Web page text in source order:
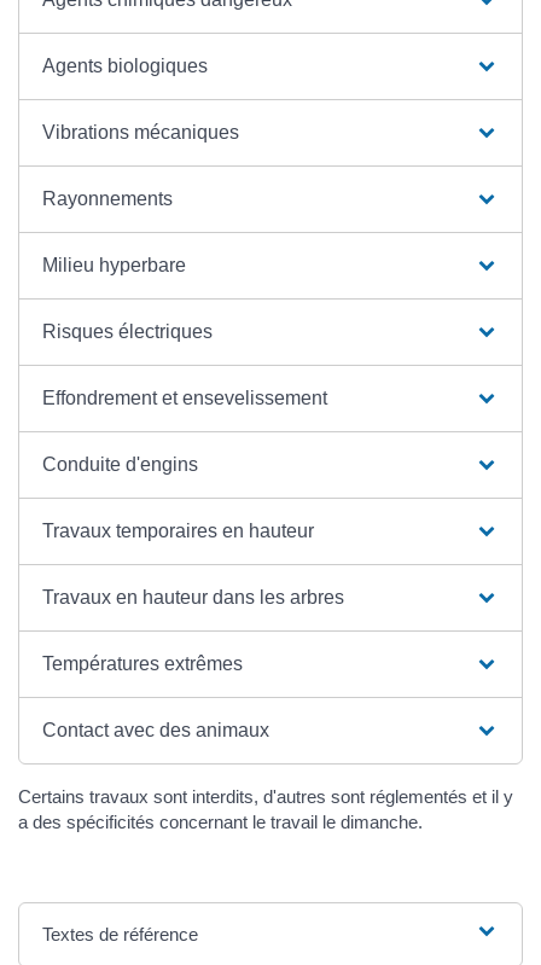
Agents biologiques
Vibrations mécaniques
Rayonnements
Milieu hyperbare
Risques électriques
Effondrement et ensevelissement
Conduite d'engins
Travaux temporaires en hauteur
Travaux en hauteur dans les arbres
Températures extrêmes
Contact avec des animaux
Certains travaux sont interdits, d'autres sont réglementés et il y
a des spécificités concernant le travail le dimanche.
Textes de référence